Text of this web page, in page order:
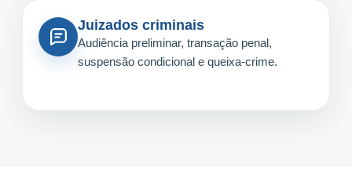
Juizados criminais
Audiência preliminar, transação penal,
suspensão condicional e queixa-crime.